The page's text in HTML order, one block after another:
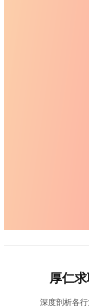
厚仁
深度剖析各